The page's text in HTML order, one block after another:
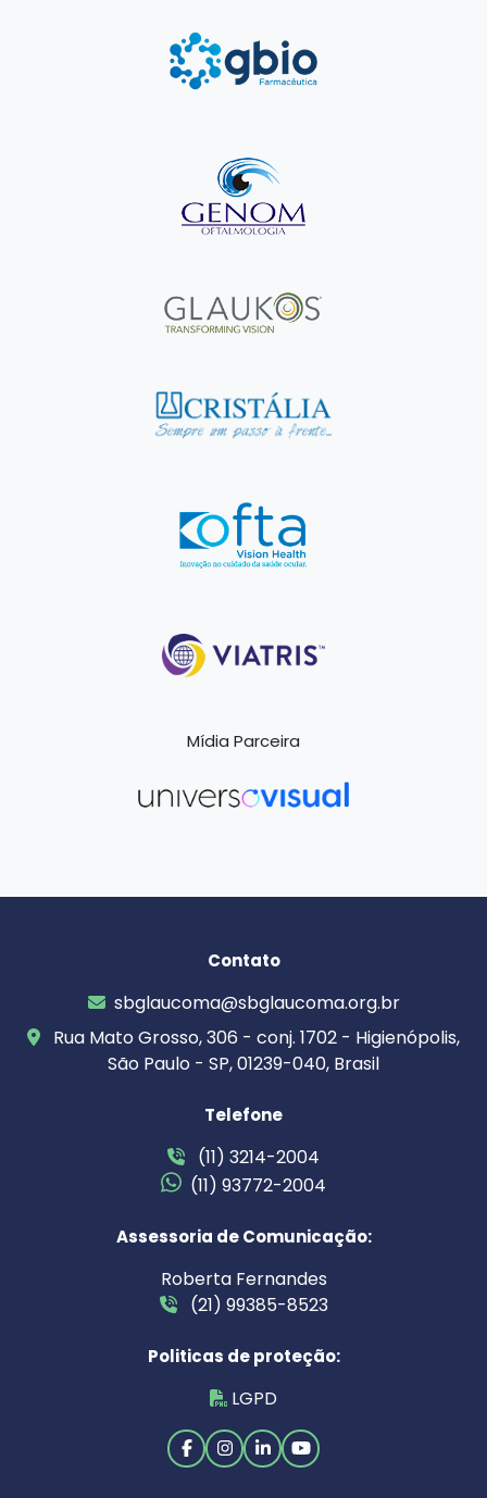
Mídia Parceira
Contato
sbglaucoma@sbglaucoma.org.br
Rua Mato Grosso, 306 - conj. 1702 - Higienópolis,
São Paulo - SP, 01239-040, Brasil
Telefone
(11) 3214-2004
(11) 93772-2004
Assessoria de Comunicação:
Roberta Fernandes
(21) 99385-8523
Politicas de proteção:
LGPD